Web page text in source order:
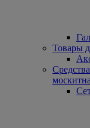
Товары